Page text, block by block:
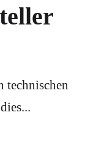
technischen